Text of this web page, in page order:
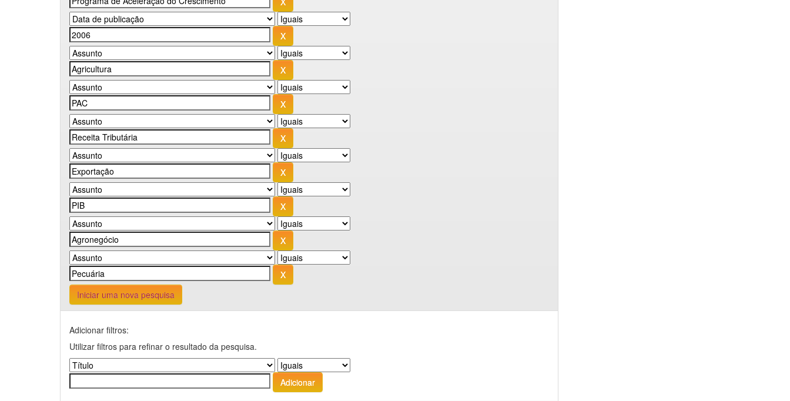
Iniciar uma nova pesquisa
Adicionar filtros:
Utilizar filtros para refinar o resultado da pesquisa.